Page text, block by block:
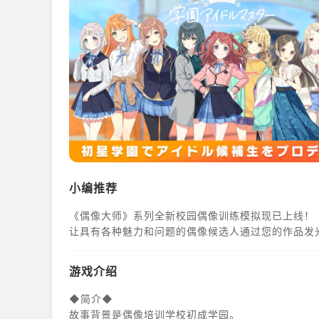
小编推荐
《偶像大师》系列全新校园偶像训练模拟现已上线！
让具有各种魅力和问题的偶像候选人通过您的作品发
游戏介绍
◆简介◆
故事背景是偶像培训学校初成学园。